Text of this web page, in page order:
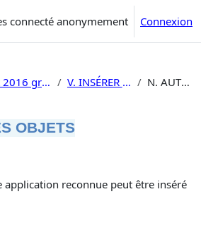
connecté anonymement Connexion
Formation Powerpoint 2016 gratuite, faire un diaporama V. INSÉRER LE CONTENU N. AUTRES OBJETS
OBJETS
application reconnue peut être inséré